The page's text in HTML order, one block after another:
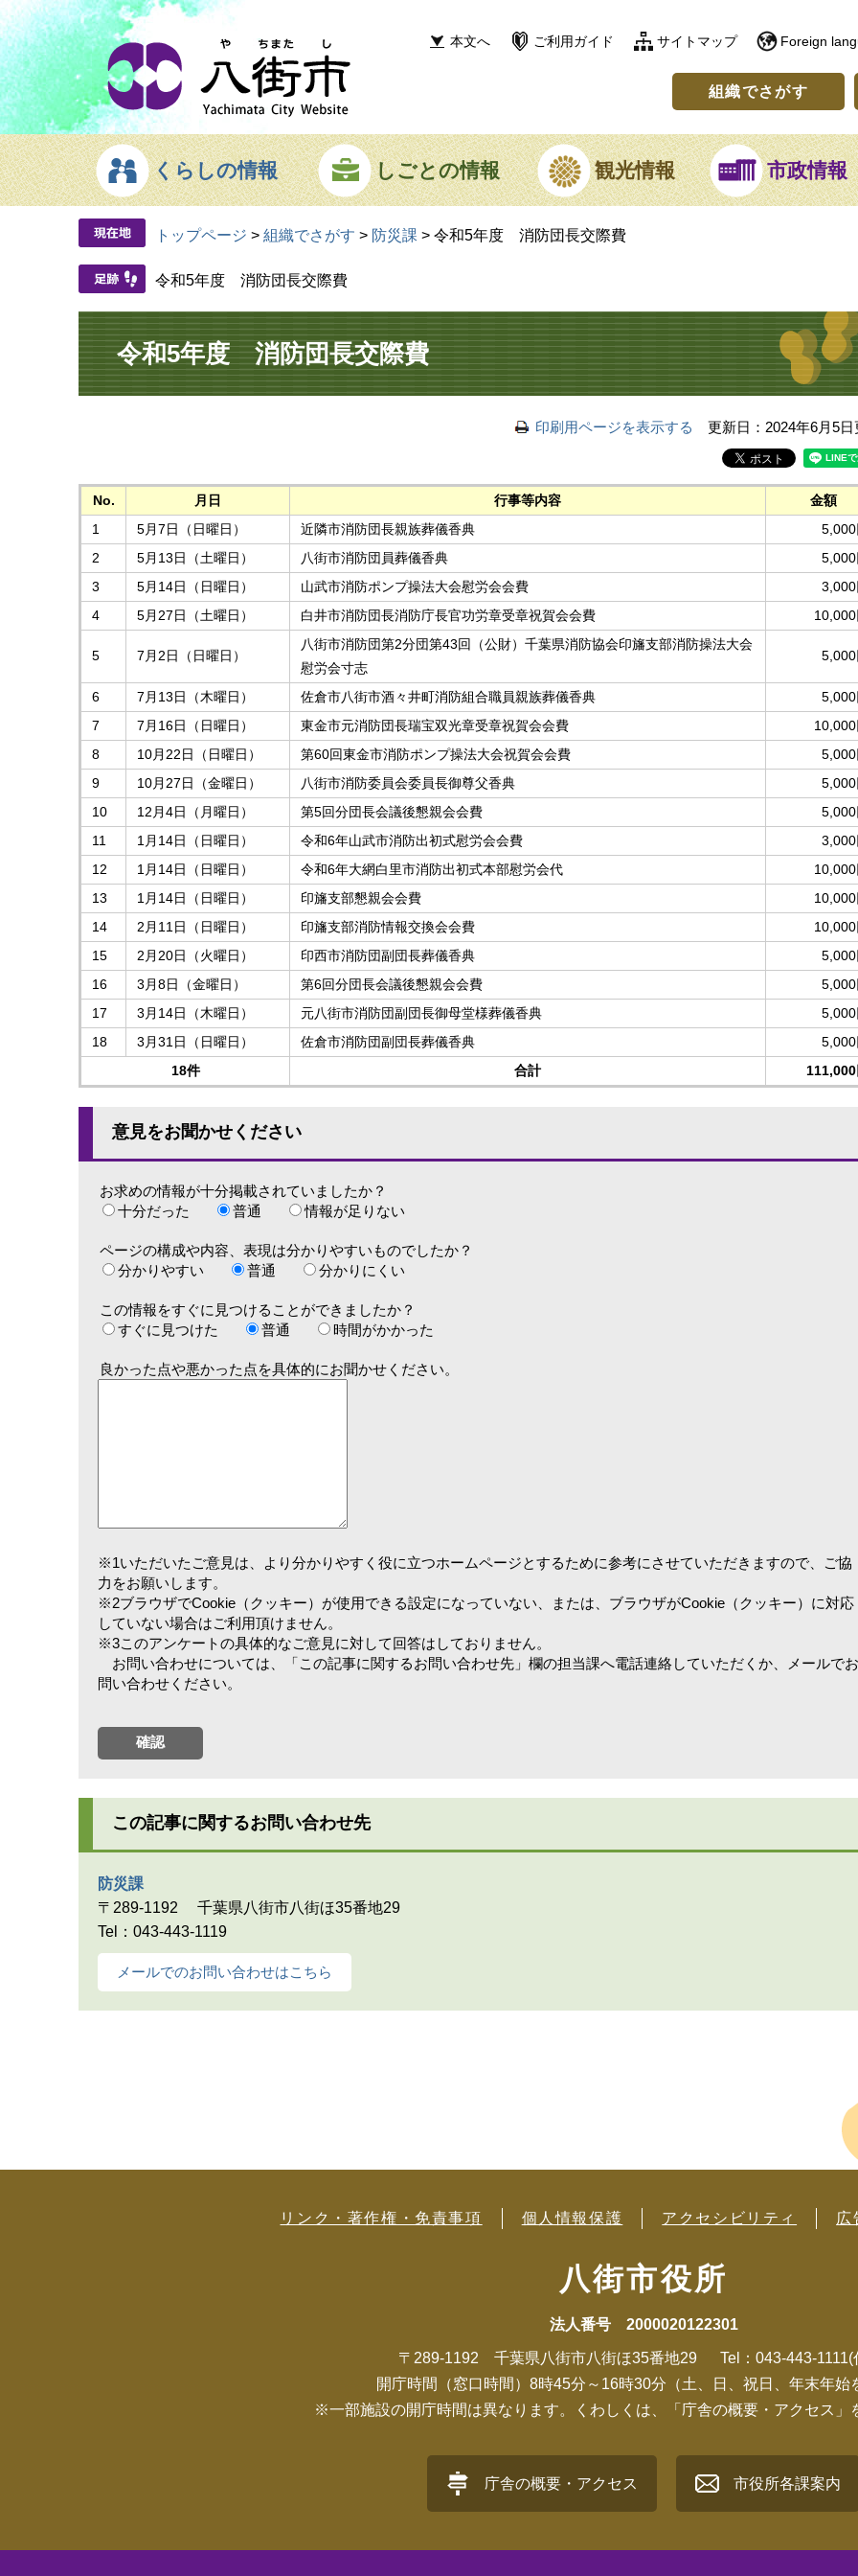
ページの先頭です。
メニューを飛ばして本文へ
本文へ ご利用ガイド サイトマップ Foreign
組織でさがす
くらしの情報 しごとの情報 観光情報 市政情報
トップページ > 組織でさがす > 防災課 > 令和5年度 消防団長交際費
令和5年度 消防団長交際費
本文
令和5年度 消防団長交際費
印刷用ページを表示する 更新日：2024年6月5日
No. 月日 行事等内容
金額
1
5月7日（日曜日） 近隣市消防団長親族葬儀香典
5,000
2
5月13日（土曜日） 八街市消防団員葬儀香典
5,000
3
5月14日（日曜日） 山武市消防ポンプ操法大会慰労会会費
3,000
4
5月27日（土曜日） 白井市消防団長消防庁長官功労章受章祝賀会会費 10,000
5 7月2日（日曜日）
八街市消防団第2分団第43回（公財）千葉県消防協会印旛支部消防操法大会
慰労会寸志
5,000
6 7月13日（木曜日） 佐倉市八街市酒々井町消防組合職員親族葬儀香典
5,000
7
7月16日（日曜日） 東金市元消防団長瑞宝双光章受章祝賀会会費
10,000
8
10月22日（日曜日） 第60回東金市消防ポンプ操法大会祝賀会会費
5,000
9
10月27日（金曜日） 八街市消防委員会委員長御尊父香典
5,000
10
12月4日（月曜日） 第5回分団長会議後懇親会会費
5,000
11
1月14日（日曜日） 令和6年山武市消防出初式慰労会会費
3,000
12
1月14日（日曜日） 令和6年大網白里市消防出初式本部慰労会代
10,000
13
1月14日（日曜日） 印旛支部懇親会会費
10,000
14
2月11日（日曜日） 印旛支部消防情報交換会会費
10,000
15
2月20日（火曜日） 印西市消防団副団長葬儀香典
5,000
16
3月8日（金曜日） 第6回分団長会議後懇親会会費
5,000
17
3月14日（木曜日） 元八街市消防団副団長御母堂様葬儀香典
5,000
18
3月31日（日曜日） 佐倉市消防団副団長葬儀香典
5,000
18件
合計 111,000
意見をお聞かせください
お求めの情報が十分掲載されていましたか？
十分だった
普通 情報が足りない
ページの構成や内容、表現は分かりやすいものでしたか？
分かりやすい
普通 分かりにくい
この情報をすぐに見つけることができましたか？
すぐに見つけた
普通 時間がかかった
良かった点や悪かった点を具体的にお聞かせください。
※1いただいたご意見は、より分かりやすく役に立つホームページとするために参考にさせていただきますので、ご協
力をお願いします。
※2ブラウザでCookie（クッキー）が使用できる設定になっていない、または、ブラウザがCookie（クッキー）に対応
していない場合はご利用頂けません。
※3このアンケートの具体的なご意見に対して回答はしておりません。
お問い合わせについては、「この記事に関するお問い合わせ先」欄の担当課へ電話連絡していただくか、メールでお
問い合わせください。
この記事に関するお問い合わせ先
防災課
〒289-1192
千葉県八街市八街ほ35番地29
Tel：043-443-1119
メールでのお問い合わせはこちら
リンク・著作権・免責事項 個人情報保護 アクセシビリティ 広
八街市役所
法人番号 2000020122301
〒289-1192 千葉県八街市八街ほ35番地29
Tel：043-443-1111(
開庁時間（窓口時間）8時45分～16時30分（土、日、祝日、年末年始
※一部施設の開庁時間は異なります。くわしくは、「庁舎の概要・アクセス」
庁舎の概要・アクセス 市役所各課案内